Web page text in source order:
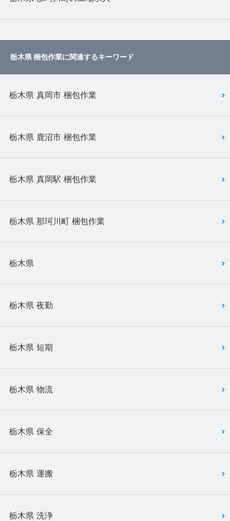
栃木県 梱包作業に関連するキーワード
栃木県 真岡市 梱包作業
栃木県 鹿沼市 梱包作業
栃木県 真岡駅 梱包作業
栃木県 那珂川町 梱包作業
栃木県
栃木県 夜勤
栃木県 短期
栃木県 物流
栃木県 保全
栃木県 運搬
栃木県 洗浄